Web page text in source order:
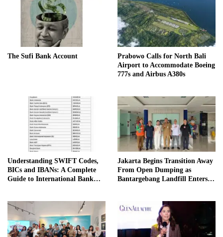
The Sufi Bank Account
Prabowo Calls for North Bali
Airport to Accommodate Boeing
777s and Airbus A380s
Understanding SWIFT Codes,
BICs and IBANs: A Complete
Guide to International Bank
Jakarta Begins Transition Away
From Open Dumping as
Bantargebang Landfill Enters